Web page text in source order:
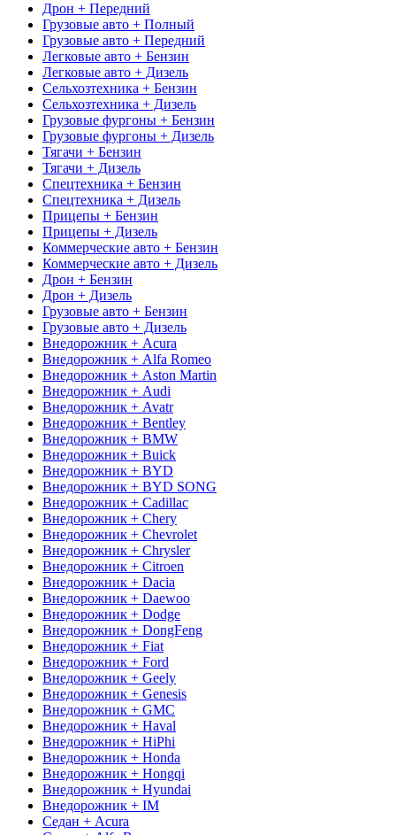
Дрон + Передний
Грузовые авто + Полный
Грузовые авто + Передний
Легковые авто + Бензин
Легковые авто + Дизель
Сельхозтехника + Бензин
Сельхозтехника + Дизель
Грузовые фургоны + Бензин
Грузовые фургоны + Дизель
Тягачи + Бензин
Тягачи + Дизель
Спецтехника + Бензин
Спецтехника + Дизель
Прицепы + Бензин
Прицепы + Дизель
Коммерческие авто + Бензин
Коммерческие авто + Дизель
Дрон + Бензин
Дрон + Дизель
Грузовые авто + Бензин
Грузовые авто + Дизель
Внедорожник + Acura
Внедорожник + Alfa Romeo
Внедорожник + Aston Martin
Внедорожник + Audi
Внедорожник + Avatr
Внедорожник + Bentley
Внедорожник + BMW
Внедорожник + Buick
Внедорожник + BYD
Внедорожник + BYD SONG
Внедорожник + Cadillac
Внедорожник + Chery
Внедорожник + Chevrolet
Внедорожник + Chrysler
Внедорожник + Citroen
Внедорожник + Dacia
Внедорожник + Daewoo
Внедорожник + Dodge
Внедорожник + DongFeng
Внедорожник + Fiat
Внедорожник + Ford
Внедорожник + Geely
Внедорожник + Genesis
Внедорожник + GMC
Внедорожник + Haval
Внедорожник + HiPhi
Внедорожник + Honda
Внедорожник + Hongqi
Внедорожник + Hyundai
Внедорожник + IM
Седан + Acura